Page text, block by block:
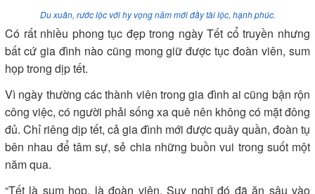
Du xuân, rước lộc với hy vọng năm mới đầy tài lộc, hạnh phúc.
Có rất nhiều phong tục đẹp trong ngày Tết cổ truyền nhưng
bất cứ gia đình nào cũng mong giữ được tục đoàn viên, sum
họp trong dịp tết.
Vì ngày thường các thành viên trong gia đình ai cũng bận rộn
công việc, có người phải sống xa quê nên không có mặt đông
đủ. Chỉ riêng dịp tết, cả gia đình mới được quây quần, đoàn tụ
bên nhau để tâm sự, sẻ chia những buồn vui trong suốt một
năm qua.
“Tết là sum họp, là đoàn viên. Suy nghĩ đó đã ăn sâu vào